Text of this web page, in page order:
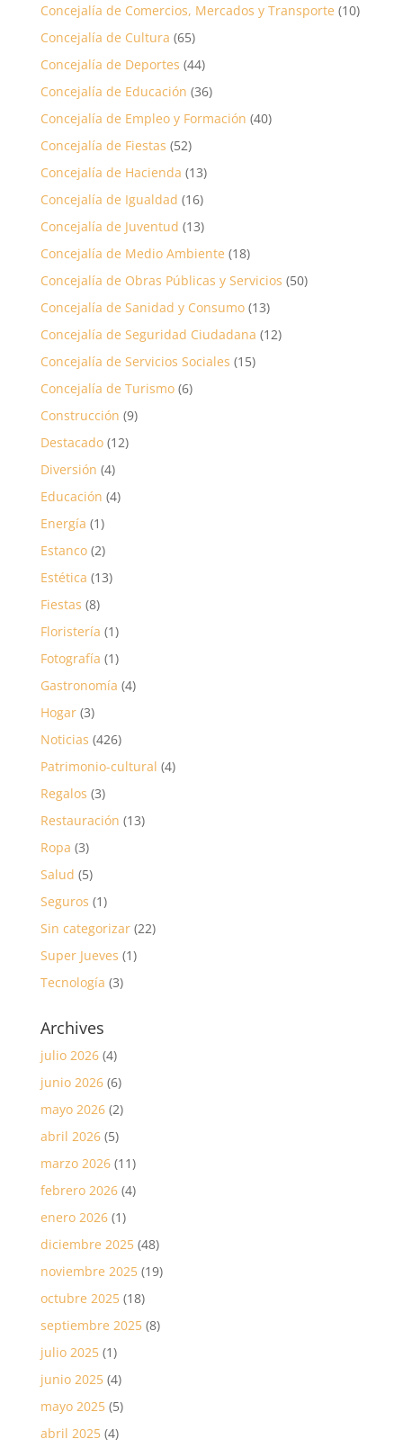
Concejalía de Comercios, Mercados y Transporte (10)
Concejalía de Cultura (65)
Concejalía de Deportes (44)
Concejalía de Educación (36)
Concejalía de Empleo y Formación (40)
Concejalía de Fiestas (52)
Concejalía de Hacienda (13)
Concejalía de Igualdad (16)
Concejalía de Juventud (13)
Concejalía de Medio Ambiente (18)
Concejalía de Obras Públicas y Servicios (50)
Concejalía de Sanidad y Consumo(13)
Concejalía de Seguridad Ciudadana (12)
Concejalía de Servicios Sociales (15)
Concejalía de Turismo(6)
Construcción (9)
Destacado(12)
Diversión (4)
Educación (4)
Energía (1)
Estanco(2)
Estética (13)
Fiestas (8)
Floristería (1)
Fotografía (1)
Gastronomía (4)
Hogar(3)
Noticias (426)
Patrimonio-cultural (4)
Regalos (3)
Restauración (13)
Ropa (3)
Salud (5)
Seguros (1)
Sin categorizar(22)
Super Jueves (1)
Tecnología (3)
Archives
julio 2026(4)
junio 2026(6)
mayo 2026(2)
abril 2026(5)
marzo 2026(11)
febrero 2026(4)
enero 2026(1)
diciembre 2025(48)
noviembre 2025(19)
octubre 2025(18)
septiembre 2025(8)
julio 2025(1)
junio 2025(4)
mayo 2025(5)
abril 2025(4)